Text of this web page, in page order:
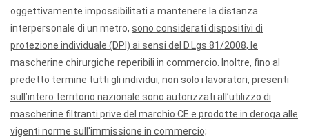
oggettivamente impossibilitati a mantenere la distanza
interpersonale di un metro, sono considerati dispositivi di
protezione individuale (DPI) ai sensi del D.Lgs 81/2008, le
mascherine chirurgiche reperibili in commercio.
Inoltre, fino al
predetto termine tutti gli individui, non solo i lavoratori, presenti
sull’intero territorio nazionale sono autorizzati all’utilizzo di
mascherine filtranti prive del marchio CE e prodotte in deroga alle
vigenti norme sull'immissione in commercio;